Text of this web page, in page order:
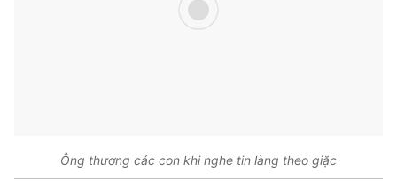
Ông thương các con khi nghe tin làng theo giặc